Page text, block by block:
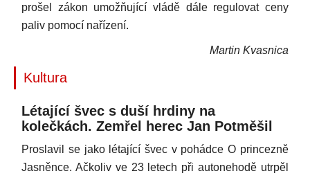
prošel zákon umožňující vládě dále regulovat ceny
paliv pomocí nařízení.
Martin Kvasnica
Kultura
Létající švec s duší hrdiny na
kolečkách. Zemřel herec Jan Potměšil
Proslavil se jako létající švec v pohádce O princezně
Jasněnce. Ačkoliv ve 23 letech při autonehodě utrpěl